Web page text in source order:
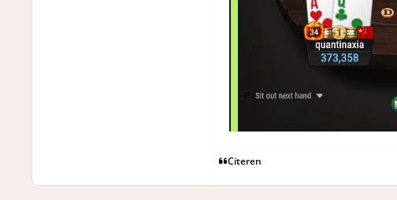
Citeren